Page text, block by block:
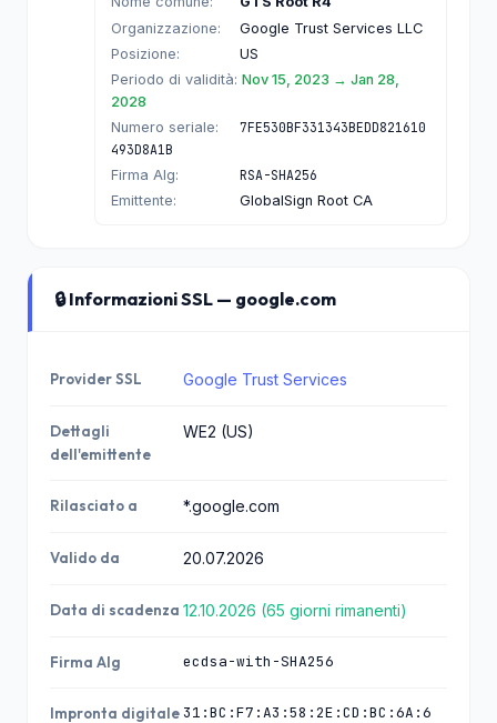
Organizzazione:
Google Trust Services LLC
Posizione:
US
Periodo di validità: Nov 15, 2023 → Jan 28,
2028
Numero seriale:
7FE530BF331343BEDD821610
493D8A1B
Firma Alg:
RSA-SHA256
Emittente:
GlobalSign Root CA
🔒 Informazioni SSL — google.com
Provider SSL Google Trust Services
Dettagli
dell'emittente
WE2 (US)
Rilasciato a *.google.com
Valido da 20.07.2026
Data di scadenza 12.10.2026 (65 giorni rimanenti)
Firma Alg ecdsa-with-SHA256
Impronta digitale 31:BC:F7:A3:58:2E:CD:BC:6A:6